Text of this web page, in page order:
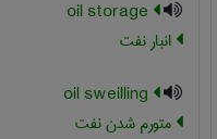
انبار نفت
متورم شدن نفت